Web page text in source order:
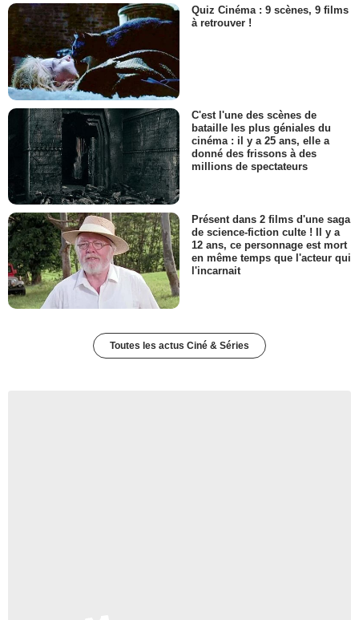
Quiz Cinéma : 9 scènes, 9 films
à retrouver !
C'est l'une des scènes de
bataille les plus géniales du
cinéma : il y a 25 ans, elle a
donné des frissons à des
millions de spectateurs
Présent dans 2 films d'une saga
de science-fiction culte ! Il y a
12 ans, ce personnage est mort
en même temps que l'acteur qui
l'incarnait
Toutes les actus Ciné & Séries